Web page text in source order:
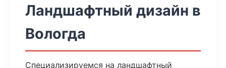
Ландшафтный дизайн в
Вологда
Специализируемся на ландшафтный